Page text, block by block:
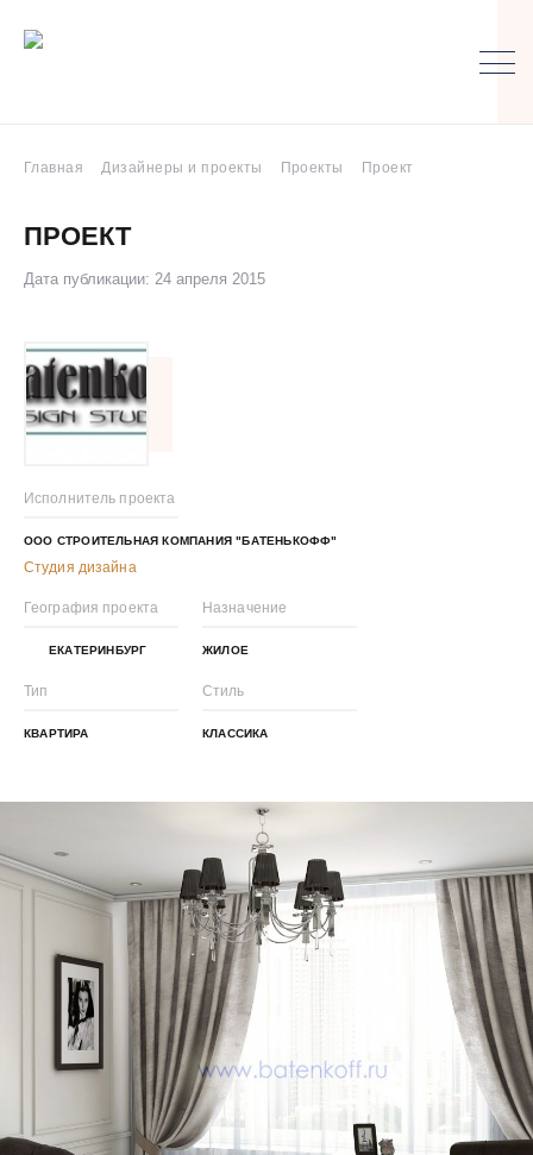
Главная Дизайнеры и проекты Проекты Проект
ПРОЕКТ
Дата публикации: 24 апреля 2015
Исполнитель проекта
ООО СТРОИТЕЛЬНАЯ КОМПАНИЯ "БАТЕНЬКОФФ"
Студия дизайна
География проекта
ЕКАТЕРИНБУРГ
Назначение
ЖИЛОЕ
Тип
КВАРТИРА
Стиль
КЛАССИКА